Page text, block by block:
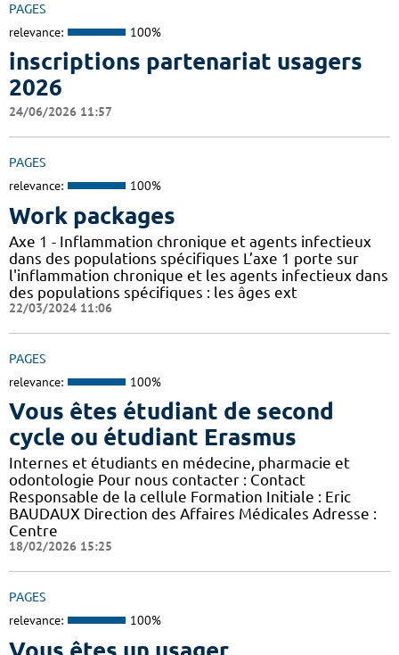
PAGES
relevance: 100%
inscriptions partenariat usagers
2026
24/06/2026 11:57
PAGES
relevance: 100%
Work packages
Axe 1 - Inflammation chronique et agents infectieux
dans des populations spécifiques L’axe 1 porte sur
l'inflammation chronique et les agents infectieux dans
des populations spécifiques : les âges ext
22/03/2024 11:06
PAGES
relevance: 100%
Vous êtes étudiant de second
cycle ou étudiant Erasmus
Internes et étudiants en médecine, pharmacie et
odontologie Pour nous contacter : Contact
Responsable de la cellule Formation Initiale : Eric
BAUDAUX Direction des Affaires Médicales Adresse :
Centre
18/02/2026 15:25
PAGES
relevance: 100%